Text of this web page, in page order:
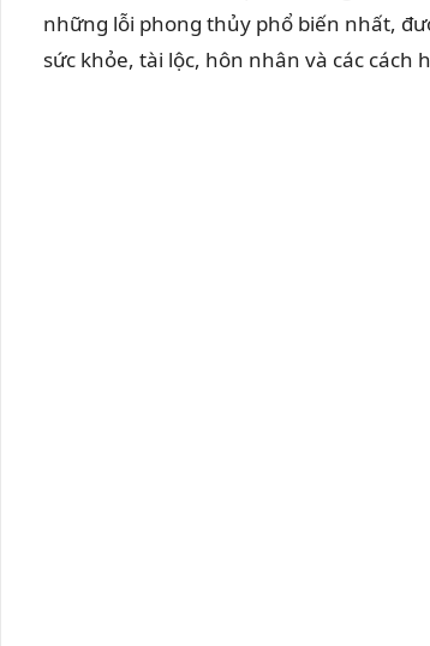
những lỗi phong thủy phổ biến nhất,
sức khỏe, tài lộc, hôn nhân và các cách